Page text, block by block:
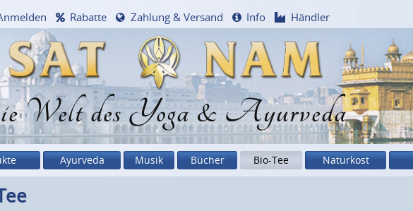
Welt des Yoga & Ayurveda
Rabatte Zahlung & Versand Info Händler
Ayurveda Musik Bücher Bio-Tee Naturkost